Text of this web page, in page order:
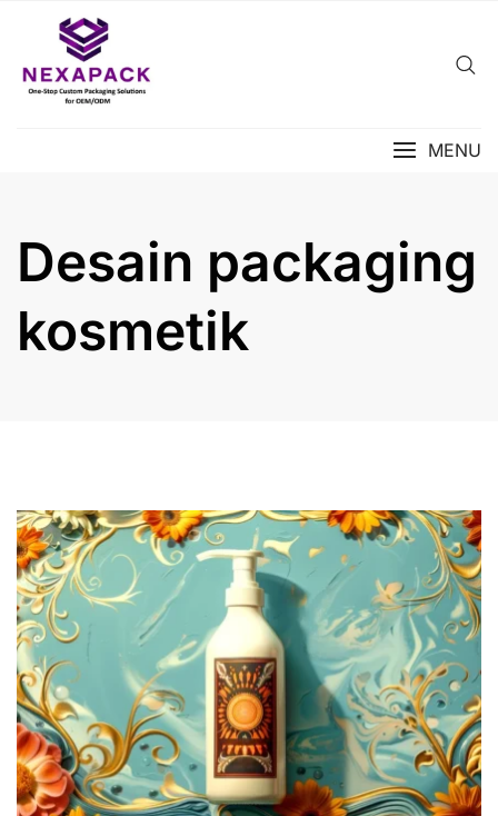
content
MENU
Desain packaging
kosmetik